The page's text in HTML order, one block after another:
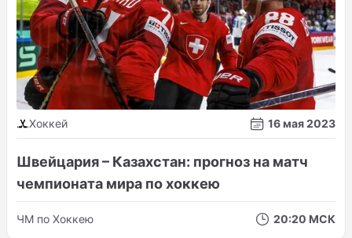
Хоккей 16 мая 2023
Швейцария – Казахстан: прогноз на матч
чемпионата мира по хоккею
ЧМ по Хоккею 20:20 МСК